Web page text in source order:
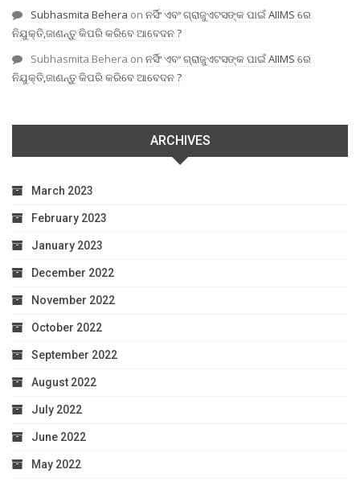
Subhasmita Behera on ନର୍ସିଂ ଏବଂ ଗ୍ରାଜୁଏଟସଙ୍କ ପାଇଁ AIIMS ରେ
ନିଯୁକ୍ତି,ଜାଣନ୍ତୁ କିପରି କରିବେ ଆବେଦନ ?
Subhasmita Behera on ନର୍ସିଂ ଏବଂ ଗ୍ରାଜୁଏଟସଙ୍କ ପାଇଁ AIIMS ରେ
ନିଯୁକ୍ତି,ଜାଣନ୍ତୁ କିପରି କରିବେ ଆବେଦନ ?
ARCHIVES
March 2023
February 2023
January 2023
December 2022
November 2022
October 2022
September 2022
August 2022
July 2022
June 2022
May 2022